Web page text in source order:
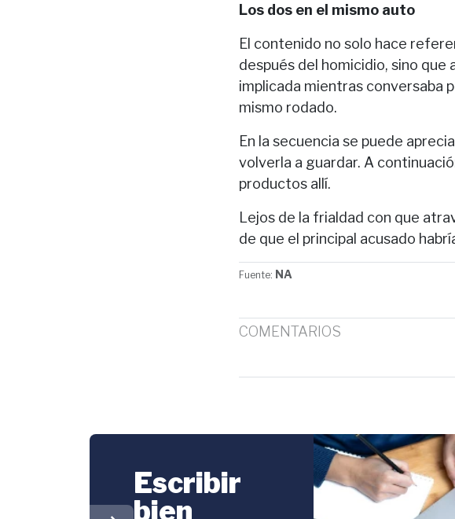
Los dos en el mismo auto
El contenido no solo hace
después del homicidio, sino que
implicada mientras conversaba
mismo rodado.
En la secuencia se puede
volverla a guardar. A
productos allí.
Lejos de la frialdad con que
de que el principal acusado
Fuente: NA
COMENTARIOS
Escribir
bien